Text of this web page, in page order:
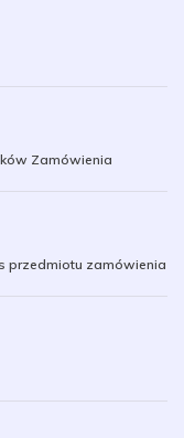
Zamówienia
przedmiotu zamówienia